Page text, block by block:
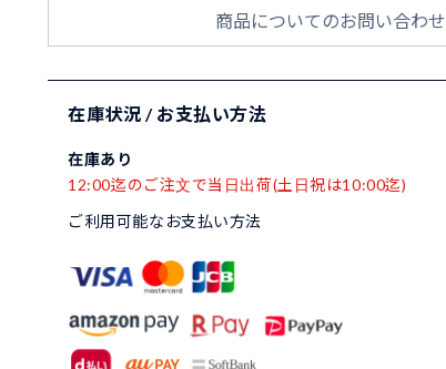
商品についてのお問い合わせ
在庫状況 / お支払い方法
在庫あり
12:00迄のご注文で当日出荷(土日祝は10:00迄)
ご利用可能なお支払い方法